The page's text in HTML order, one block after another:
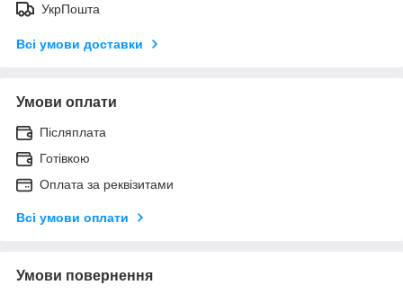
УкрПошта
Всі умови доставки
Умови оплати
Післяплата
Готівкою
Оплата за реквізитами
Всі умови оплати
Умови повернення